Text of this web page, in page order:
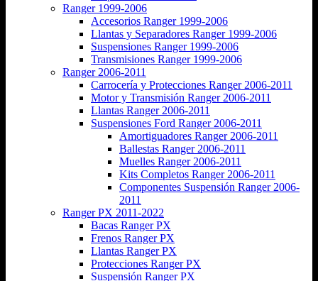
Ranger 1999-2006
Accesorios Ranger 1999-2006
Llantas y Separadores Ranger 1999-2006
Suspensiones Ranger 1999-2006
Transmisiones Ranger 1999-2006
Ranger 2006-2011
Carrocería y Protecciones Ranger 2006-2011
Motor y Transmisión Ranger 2006-2011
Llantas Ranger 2006-2011
Suspensiones Ford Ranger 2006-2011
Amortiguadores Ranger 2006-2011
Ballestas Ranger 2006-2011
Muelles Ranger 2006-2011
Kits Completos Ranger 2006-2011
Componentes Suspensión Ranger 2006-
2011
Ranger PX 2011-2022
Bacas Ranger PX
Frenos Ranger PX
Llantas Ranger PX
Protecciones Ranger PX
Suspensión Ranger PX